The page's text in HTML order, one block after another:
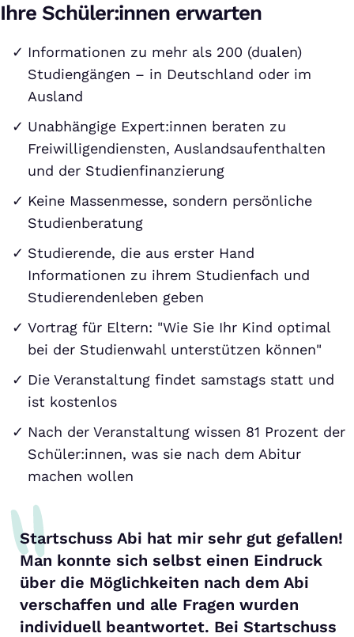
Ihre Schüler:innen erwarten
Informationen zu mehr als 200 (dualen)
Studiengängen – in Deutschland oder im
Ausland
Unabhängige Expert:innen beraten zu
Freiwilligendiensten, Auslandsaufenthalten
und der Studienfinanzierung
Keine Massenmesse, sondern persönliche
Studienberatung
Studierende, die aus erster Hand
Informationen zu ihrem Studienfach und
Studierendenleben geben
Vortrag für Eltern: "Wie Sie Ihr Kind optimal
bei der Studienwahl unterstützen können"
Die Veranstaltung findet samstags statt und
ist kostenlos
Nach der Veranstaltung wissen 81 Prozent der
Schüler:innen, was sie nach dem Abitur
machen wollen
Startschuss Abi hat mir sehr gut gefallen!
Man konnte sich selbst einen Eindruck
über die Möglichkeiten nach dem Abi
verschaffen und alle Fragen wurden
individuell beantwortet. Bei Startschuss